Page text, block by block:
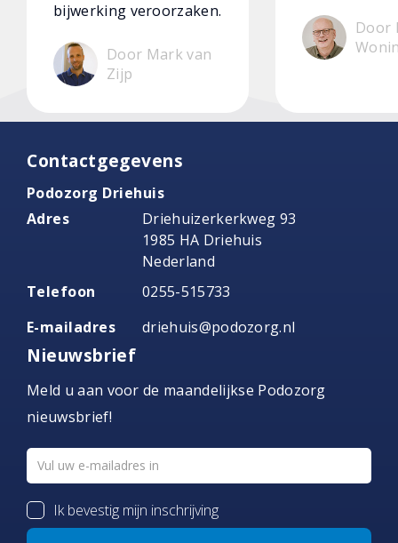
bijwerking veroorzaken.
Door Mark van
Zijp
Door
Contactgegevens
Podozorg Driehuis
Adres
Driehuizerkerkweg 93
1985 HA Driehuis
Nederland
Telefoon
0255-515733
E-mailadres
driehuis@podozorg.nl
Nieuwsbrief
Meld u aan voor de maandelijkse Podozorg
nieuwsbrief!